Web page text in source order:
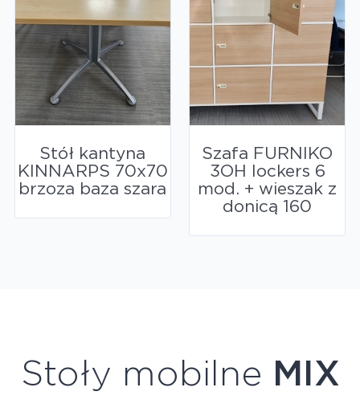
Stół kantyna
KINNARPS 70x70
brzoza baza szara
Szafa FURNIKO
3OH lockers 6
mod. + wieszak z
donicą 160
Stoły mobilne MIX